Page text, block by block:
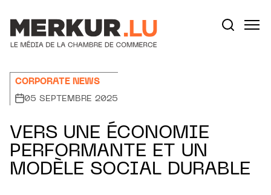
CORPORATE NEWS
05 SEPTEMBRE 2025
VERS UNE ÉCONOMIE
PERFORMANTE ET UN
MODÈLE SOCIAL DURABLE